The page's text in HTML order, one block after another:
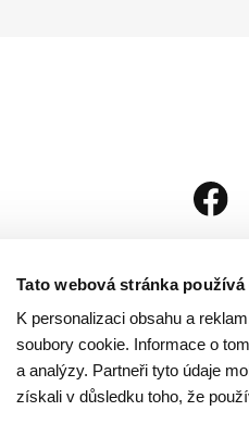
Tato webová stránka
K personalizaci obsahu a
soubory cookie. Informace o
a analýzy. Partneři tyto údaje
získali v důsledku toho, že
je